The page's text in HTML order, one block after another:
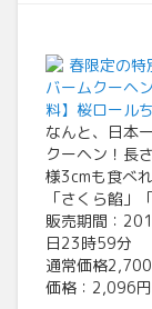
春限定の
バームクーヘ
料】桜ロール
なんと、日本
クーヘン！長
様3cmも食べ
「さくら餡」
販売期間：
日23時59分
通常価格
価格：2,096